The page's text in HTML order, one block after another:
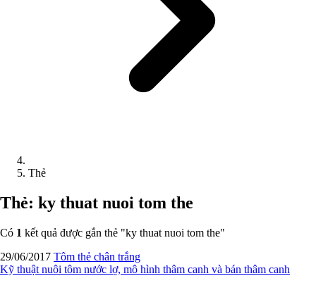
Thẻ
Thẻ: ky thuat nuoi tom the
Có 1 kết quả được gắn thẻ "ky thuat nuoi tom the"
29/06/2017 Tôm thẻ chân trắng
Kỹ thuật nuôi tôm nước lợ, mô hình thâm canh và bán thâm canh